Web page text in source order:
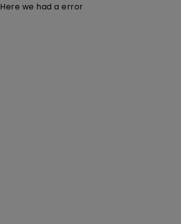
Here we had a error